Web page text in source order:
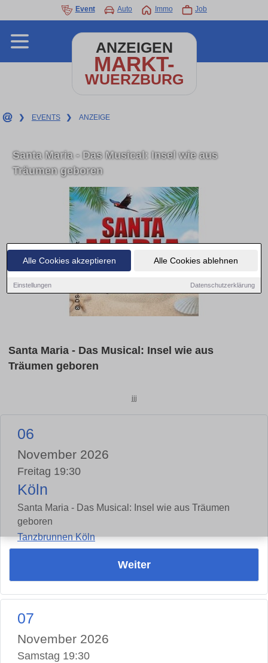
Alle Cookies akzeptieren Alle Cookies ablehnen
Einstellungen Datenschutzerklärung
Event Auto Immo Job
ANZEIGEN
MARKT-
WUERZBURG
❯ EVENTS ❯ ANZEIGE
Santa Maria - Das Musical: Insel wie aus
Träumen geboren
Santa Maria - Das Musical: Insel wie aus
Träumen geboren
jjj
06
November 2026
Freitag 19:30
Köln
Santa Maria - Das Musical: Insel wie aus Träumen
geboren
Tanzbrunnen Köln
Weiter
07
November 2026
Samstag 19:30